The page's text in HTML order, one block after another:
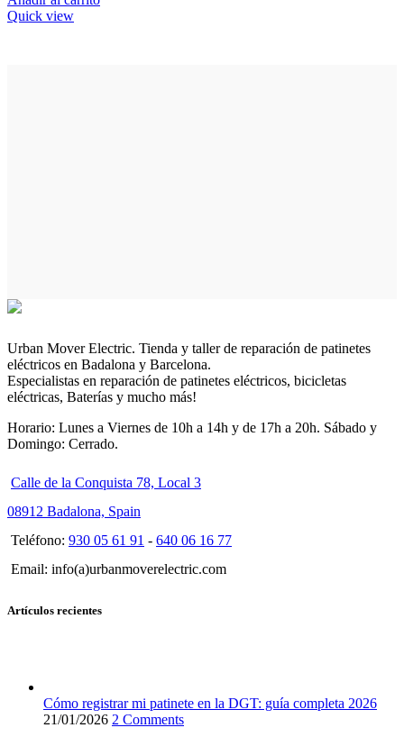
Quick view
Urban Mover Electric. Tienda y taller de reparación de patinetes
eléctricos en Badalona y Barcelona.
Especialistas en reparación de patinetes eléctricos, bicicletas
eléctricas, Baterías y mucho más!
Horario: Lunes a Viernes de 10h a 14h y de 17h a 20h. Sábado y
Domingo: Cerrado.
Calle de la Conquista 78, Local 3
08912 Badalona, Spain
Teléfono: 930 05 61 91 - 640 06 16 77
Email: info(a)urbanmoverelectric.com
Artículos recientes
Cómo registrar mi patinete en la DGT: guía completa 2026
21/01/2026 2 Comments